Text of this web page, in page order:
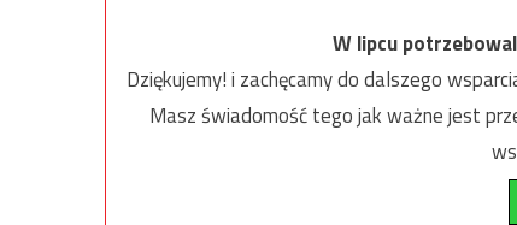
W lipcu
Dziękujemy! i zachęcamy do dalszego
Masz świadomość tego jak ważne jest